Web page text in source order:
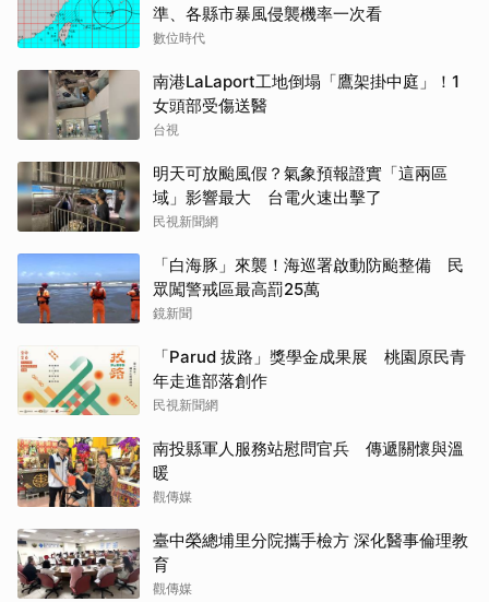
準、各縣市暴風侵襲機率一次看
數位時代
南港LaLaport工地倒塌「鷹架掛中庭」！1
女頭部受傷送醫
台視
明天可放颱風假？氣象預報證實「這兩區
域」影響最大 台電火速出擊了
民視新聞網
「白海豚」來襲！海巡署啟動防颱整備 民
眾闖警戒區最高罰25萬
鏡新聞
「Parud 拔路」獎學金成果展 桃園原民青
年走進部落創作
民視新聞網
南投縣軍人服務站慰問官兵 傳遞關懷與溫
暖
觀傳媒
臺中榮總埔里分院攜手檢方 深化醫事倫理教
育
觀傳媒